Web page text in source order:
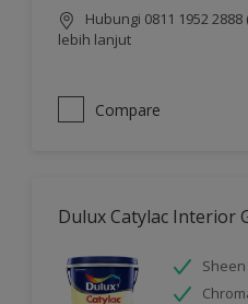
Hubungi 0811 1952
lebih lanjut
Compare
Dulux Catylac Interior